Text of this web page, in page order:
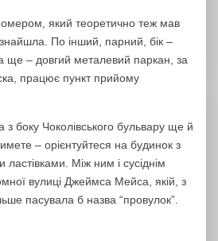
який теоретично теж мав
знайшла. По інший, парний, бік –
ще – довгий металевий паркан, за
працює пункт прийому
з боку Чоколівського бульвару ще й
– орієнтуйтеся на будинок з
Між ним і сусіднім
вулиці Джеймса Мейса, якій, з
пасувала б назва “провулок”.